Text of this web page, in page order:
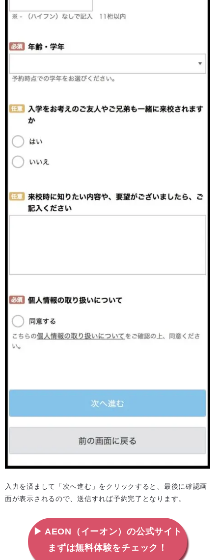
入力を済まして「次へ進む」をクリックすると、最後に確認画
面が表示されるので、送信すれば予約完了となります。
▶ AEON（イーオン）の公式サイト
まずは無料体験をチェック！